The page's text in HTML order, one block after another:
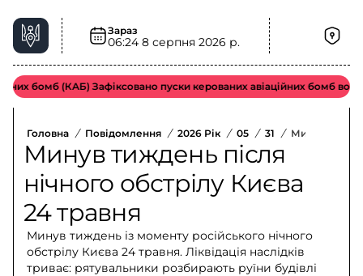
Зараз
06:24 8 серпня 2026 р.
бомб (КАБ) Зафіксовано пуски керованих авіаційних бомб
Головна / Повідомлення / 2026 Рік / 05 / 31 / Минув
Минув тиждень після
нічного обстрілу Києва
24 травня
Минув тиждень із моменту російського нічного
обстрілу Києва 24 травня. Ліквідація наслідків
триває: рятувальники розбирають руїни будівлі